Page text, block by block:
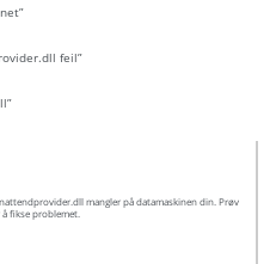
feil”
mangler på datamaskinen din. Prøv
fikse problemet.